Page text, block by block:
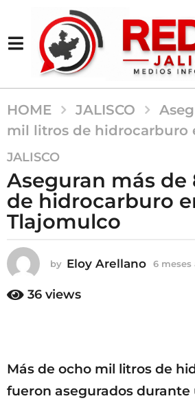
HOME JALISCO
mil litros de hidrocarburo
6
m
e
s
e
a
g
6
e
s
JALISCO
Aseguran más
de hidrocarburo
Tlajomulco
by Eloy Arellano 6 meses
36 views
Más de ocho mil litros de
fueron asegurados durante